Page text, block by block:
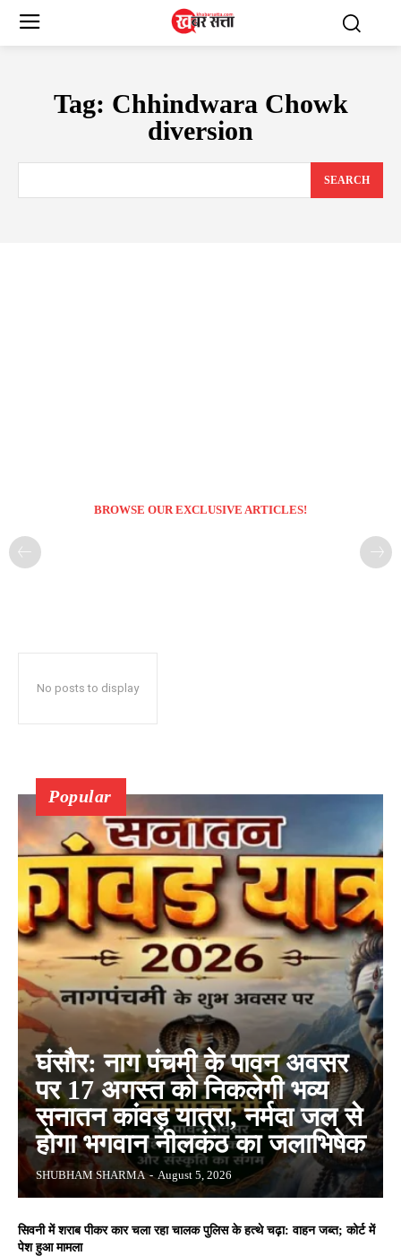
Tag: Chhindwara Chowk
diversion
SEARCH
BROWSE OUR EXCLUSIVE ARTICLES!
No posts to display
Popular
घंसौर: नाग पंचमी के पावन अवसर
पर 17 अगस्त को निकलेगी भव्य
सनातन कांवड़ यात्रा, नर्मदा जल से
होगा भगवान नीलकंठ का जलाभिषेक
SHUBHAM SHARMA - August 5, 2026
सिवनी में शराब पीकर कार चला रहा चालक पुलिस के हत्थे चढ़ा: वाहन जब्त; कोर्ट में
पेश हुआ मामला